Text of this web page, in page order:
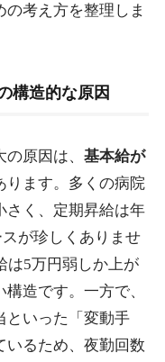
給与の特定病院を狙
流れと、よくある質
、まず市場相場を知
考え方を整理しま
構造的な原因
原因は、 基本給が
ります。多くの病院
さく、定期昇給は年
が珍しくありませ
は5万円弱しか上が
造です。一方で、
といった「変動手
いるため、夜勤回数